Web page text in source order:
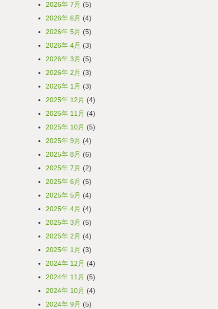
2026年 7月 (5)
2026年 6月 (4)
2026年 5月 (5)
2026年 4月 (3)
2026年 3月 (5)
2026年 2月 (3)
2026年 1月 (3)
2025年 12月 (4)
2025年 11月 (4)
2025年 10月 (5)
2025年 9月 (4)
2025年 8月 (6)
2025年 7月 (2)
2025年 6月 (5)
2025年 5月 (4)
2025年 4月 (4)
2025年 3月 (5)
2025年 2月 (4)
2025年 1月 (3)
2024年 12月 (4)
2024年 11月 (5)
2024年 10月 (4)
2024年 9月 (5)